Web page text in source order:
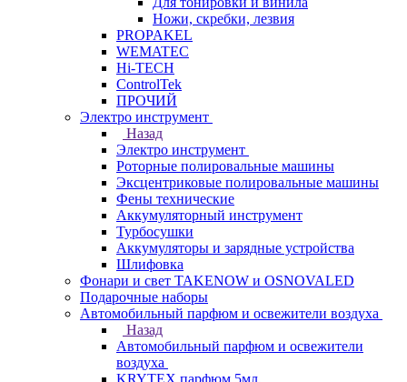
Ножи, скребки, лезвия
PROPAKEL
WEMATEC
Hi-TECH
ControlTek
ПРОЧИЙ
Электро инструмент
Назад
Электро инструмент
Роторные полировальные машины
Эксцентриковые полировальные машины
Фены технические
Аккумуляторный инструмент
Турбосушки
Аккумуляторы и зарядные устройства
Шлифовка
Фонари и свет TAKENOW и OSNOVALED
Подарочные наборы
Автомобильный парфюм и освежители воздуха
Назад
Автомобильный парфюм и освежители
воздуха
KRYTEX парфюм 5мл.